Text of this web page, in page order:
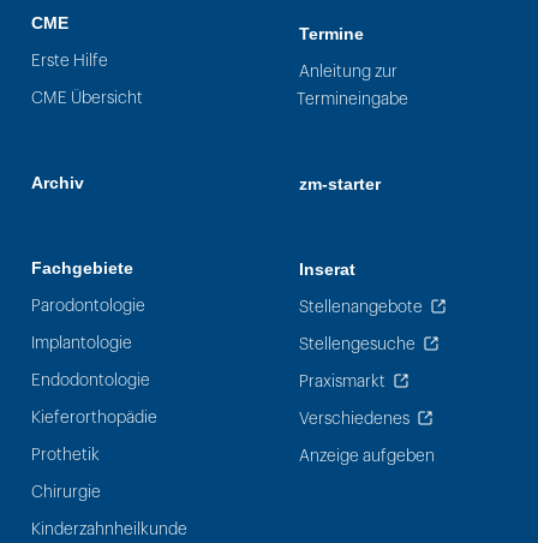
CME
Erste Hilfe
CME Übersicht
Archiv
Fachgebiete
Parodontologie
Implantologie
Endodontologie
Kieferorthopädie
Prothetik
Chirurgie
Kinderzahnheilkunde
Termine
Anleitung zur
Termineingabe
zm-starter
Inserat
Stellenangebote
Stellengesuche
Praxismarkt
Verschiedenes
Anzeige aufgeben